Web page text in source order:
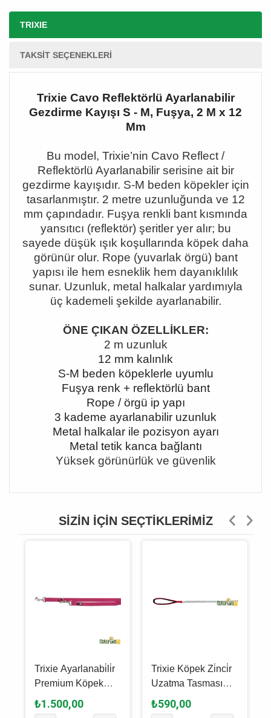
TRIXIE
TAKSIT SEÇENEKLERI
Trixie Cavo Reflektörlü Ayarlanabilir
Gezdirme Kayışı S - M, Fuşya, 2 M x 12
Mm
Bu model, Trixie’nin Cavo Reflect /
Reflektörlü Ayarlanabilir serisine ait bir
gezdirme kayışıdır. S-M beden köpekler için
tasarlanmıştır. 2 metre uzunluğunda ve 12
mm çapındadır. Fuşya renkli bant kısmında
yansıtıcı (reflektör) şeritler yer alır; bu
sayede düşük ışık koşullarında köpek daha
görünür olur. Rope (yuvarlak örgü) bant
yapısı ile hem esneklik hem dayanıklılık
sunar. Uzunluk, metal halkalar yardımıyla
üç kademeli şekilde ayarlanabilir.
ÖNE ÇIKAN ÖZELLİKLER:
2 m uzunluk
12 mm kalınlık
S-M beden köpeklerle uyumlu
Fuşya renk + reflektörlü bant
Rope / örgü ip yapı
3 kademe ayarlanabilir uzunluk
Metal halkalar ile pozisyon ayarı
Metal tetik kanca bağlantı
Yüksek görünürlük ve güvenlik
SIZIN İÇIN SEÇTIKLERIMIZ
Trixie Ayarlanabi̇li̇r
Premium Köpek
Gezdi̇rme Kayışı 2
M - 20 Mm - Fuşya
₺1.500,00
Trixie Köpek Zi̇nci̇r
Uzatma Tasması
Kırmızı - 1 M x 3 Mm
₺590,00